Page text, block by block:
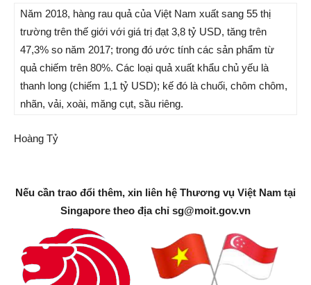
Năm 2018, hàng rau quả của Việt Nam xuất sang 55 thị
trường trên thế giới với giá trị đạt 3,8 tỷ USD, tăng trên
47,3% so năm 2017; trong đó ước tính các sản phẩm từ
quả chiếm trên 80%. Các loại quả xuất khẩu chủ yếu là
thanh long (chiếm 1,1 tỷ USD); kế đó là chuối, chôm chôm,
nhãn, vải, xoài, măng cụt, sầu riêng.
Hoàng Tỷ
Nếu cần trao đổi thêm, xin liên hệ Thương vụ Việt Nam tại
Singapore theo địa chỉ sg@moit.gov.vn